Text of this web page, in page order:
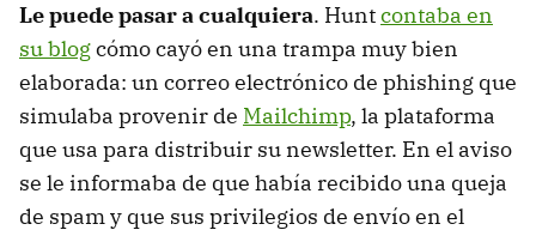
Le puede pasar a cualquiera. Huntcontaba en
su blogcómo cayó en una trampa muy bien
elaborada: un correo electrónico de phishing que
simulaba provenir de Mailchimp, la plataforma
que usa para distribuir su newsletter. En el aviso
se le informaba de que había recibido una queja
de spam y que sus privilegios de envío en el